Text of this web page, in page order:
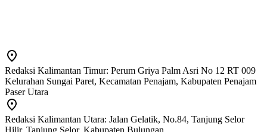
Redaksi Kalimantan Timur: Perum Griya Palm Asri No 12 RT 009
Kelurahan Sungai Paret, Kecamatan Penajam, Kabupaten Penajam
Paser Utara
Redaksi Kalimantan Utara: Jalan Gelatik, No.84, Tanjung Selor